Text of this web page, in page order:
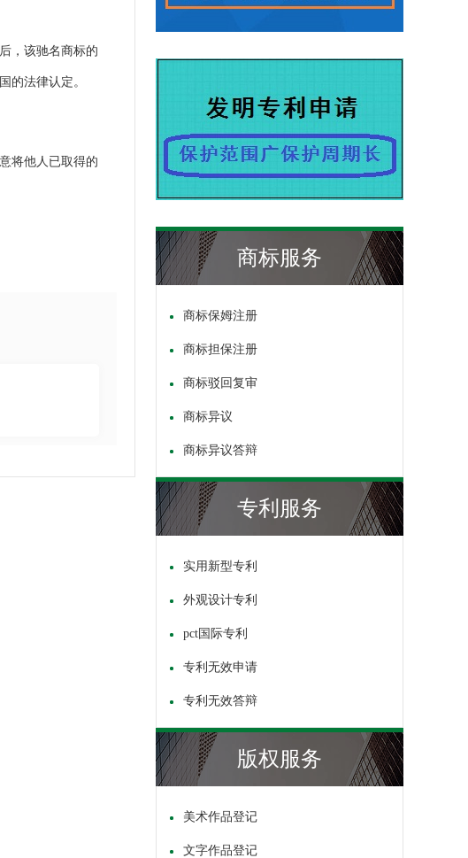
，该驰名商标的
的法律认定。
将他人已取得的
商标服务
商标保姆注册
商标担保注册
商标驳回复审
商标异议
商标异议答辩
专利服务
实用新型专利
外观设计专利
pct国际专利
专利无效申请
专利无效答辩
版权服务
美术作品登记
文字作品登记